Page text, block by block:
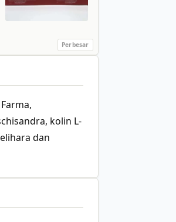
Perbesar
kolin L-
dan